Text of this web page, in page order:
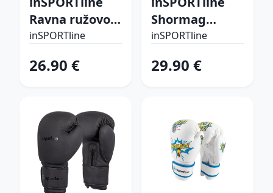
BOXERSKÉ RUKAVICE
Ravna ružovo-
biela - 8oz
inSPORTline
26.90 €
BOXERSKÉ RUKAVICE
Shormag
čierna - 10
inSPORTline
29.90 €